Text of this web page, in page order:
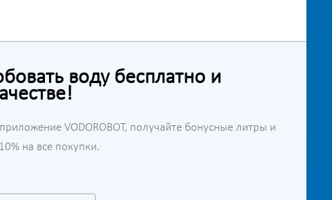
воду бесплатно и
VODOROBOT, получайте бонусные литры и
на все покупки.